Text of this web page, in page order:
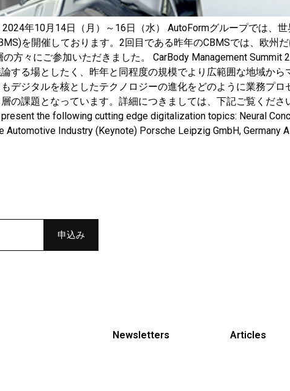
年10月14日（月）～16日（水） AutoFormグループでは、
を開催しております。2回目である昨年のCBMSでは、欧州
方々にご参加いただきました。 CarBody Management
する場としたく、昨年と同程度の規模でより広範囲な地域から
デジタルを核としたテクノロジーの進化をどのように業務プ
の課題となっています。詳細につきましては、下記ご覧くださ
the following cutting edge digitalization topics: Neural
Industry (Keynote) Porsche Leipzig GmbH, Germany
Newsletters
Articles